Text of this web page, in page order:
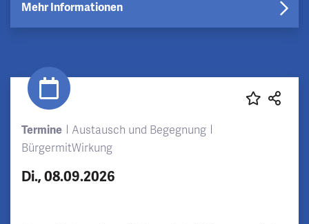
Mehr Informationen
Termine
Austausch und Begegnung
BürgermitWirkung
Di., 08.09.2026